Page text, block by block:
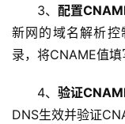
教
程
D
3、 配置
新网的域名解析
录，将CNAME值填
4、 验证
DNS生效并验证